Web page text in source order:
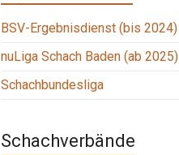
BSV-Ergebnisdienst (bis 2024)
nuLiga Schach Baden (ab 2025)
Schachbundesliga
Schachverbände